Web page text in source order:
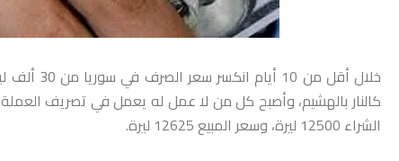
كالنار بالهشيم، وأصبح كل من لا عمل له يعمل في تصريف
الشراء 12500 ليرة، وسعر المبيع 12625 ليرة.